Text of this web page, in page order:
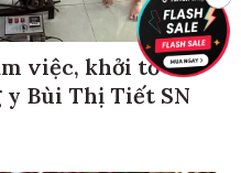
việc, khởi tố
y Bùi Thị Tiết SN